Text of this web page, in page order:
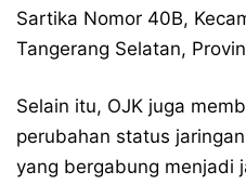
Sartika Nomor 40B,
Tangerang Selatan,
Selain itu, OJK juga
perubahan status
yang bergabung menjadi